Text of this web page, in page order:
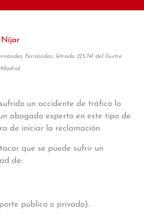
Níjar
Fernández, letrado 125.741 del Ilustre
un accidente de tráfico lo
abogado experto en este tipo de
de iniciar la reclamación.
que se puede sufrir un
de:
público o privado).